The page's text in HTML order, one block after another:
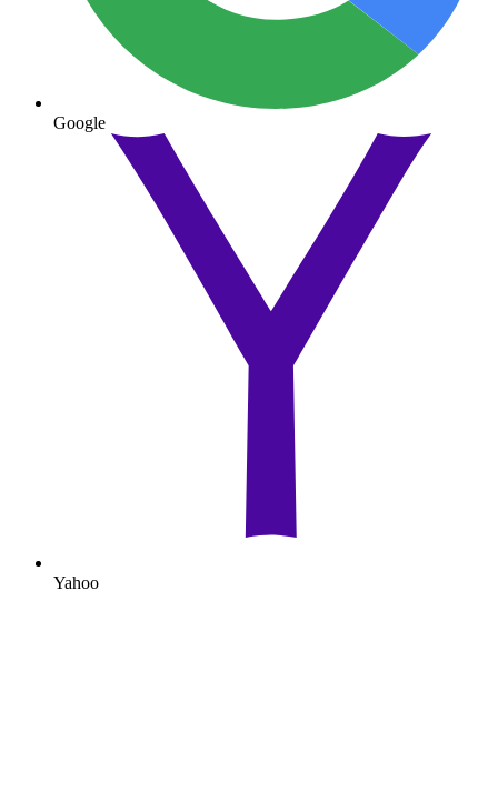
Google
Yahoo